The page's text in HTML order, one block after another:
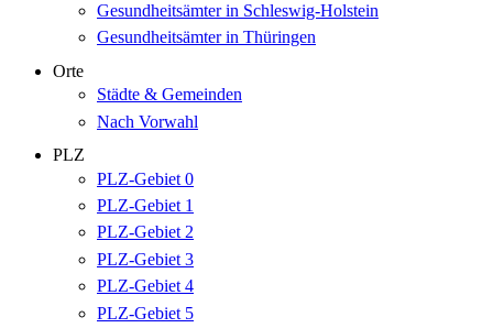
Gesundheitsämter in Schleswig-Holstein
Gesundheitsämter in Thüringen
Orte
Städte & Gemeinden
Nach Vorwahl
PLZ
PLZ-Gebiet 0
PLZ-Gebiet 1
PLZ-Gebiet 2
PLZ-Gebiet 3
PLZ-Gebiet 4
PLZ-Gebiet 5